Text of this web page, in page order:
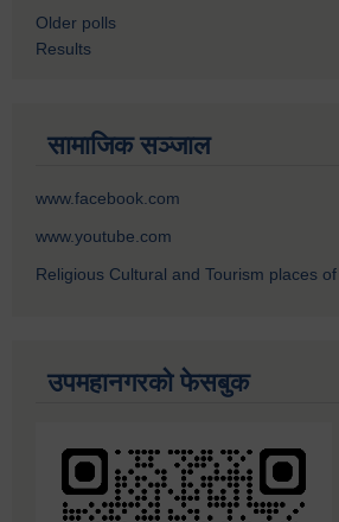
Older polls
Results
सामाजिक सञ्जाल
www.facebook.com
www.youtube.com
Religious Cultural and Tourism places
उपमहानगरको फेसबुक